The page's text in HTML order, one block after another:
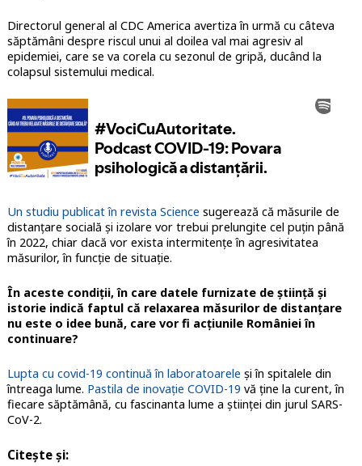
Directorul general al CDC America avertiza în urmă cu câteva
săptămâni despre riscul unui al doilea val mai agresiv al
epidemiei, care se va corela cu sezonul de gripă, ducând la
colapsul sistemului medical.
Un studiu publicat în revista Science sugerează că măsurile de
distanțare socială și izolare vor trebui prelungite cel puțin până
în 2022, chiar dacă vor exista intermitențe în agresivitatea
măsurilor, în funcție de situație.
În aceste condiții, în care datele furnizate de știință și
istorie indică faptul că relaxarea măsurilor de distanțare
nu este o idee bună, care vor fi acțiunile României în
continuare?
Lupta cu covid-19 continuă în laboratoarele și în spitalele din
întreaga lume. Pastila de inovație COVID-19 vă ține la curent, în
fiecare săptămână, cu fascinanta lume a științei din jurul SARS-
CoV-2.
Citește și: